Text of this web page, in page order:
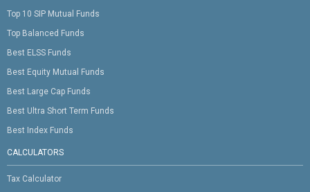
Top 10 SIP Mutual Funds
Top Balanced Funds
Best ELSS Funds
Best Equity Mutual Funds
Best Large Cap Funds
Best Ultra Short Term Funds
Best Index Funds
CALCULATORS
Tax Calculator